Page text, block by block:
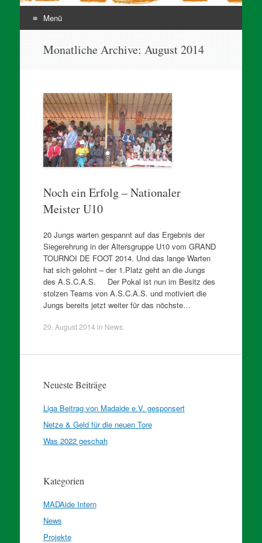
Menü
InhaltMonatliche Archive: August 2014
Noch ein Erfolg – Nationaler
Meister U10
20 Jungs warten gespannt auf das Ergebnis der
Siegerehrung in der Altersgruppe U10 vom GRAND
TOURNOI DE FOOT 2014. Und das lange Warten
hat sich gelohnt – der 1.Platz geht an die Jungs
des A.S.C.A.S. Der Pokal ist nun im Besitz des
stolzen Teams von A.S.C.A.S. und motiviert die
Jungs bereits jetzt weiter für das nöchste…
20. August 2014 in News.
Neueste Beiträge
Liga Beitrag von Madaide e.V. gesponsert
Netze & Geld für die neuen Tore
Was 2022 geschah
Kategorien
MADAide Intern
News
Projekte